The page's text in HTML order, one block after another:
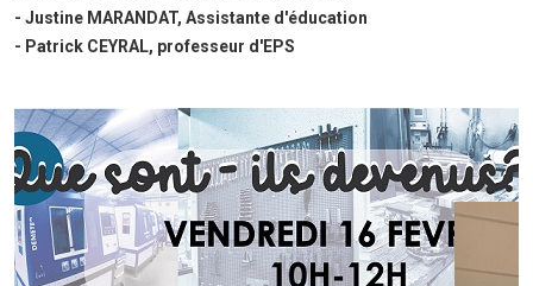
- Justine MARANDAT, Assistante d'éducation
- Patrick CEYRAL, professeur d'EPS